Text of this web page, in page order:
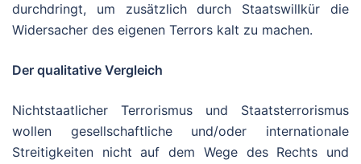
durchdringt, um zusätzlich durch Staatswillkür die
Widersacher des eigenen Terrors kalt zu machen.
Der qualitative Vergleich
Nichtstaatlicher Terrorismus und Staatsterrorismus
wollen gesellschaftliche und/oder internationale
Streitigkeiten nicht auf dem Wege des Rechts und